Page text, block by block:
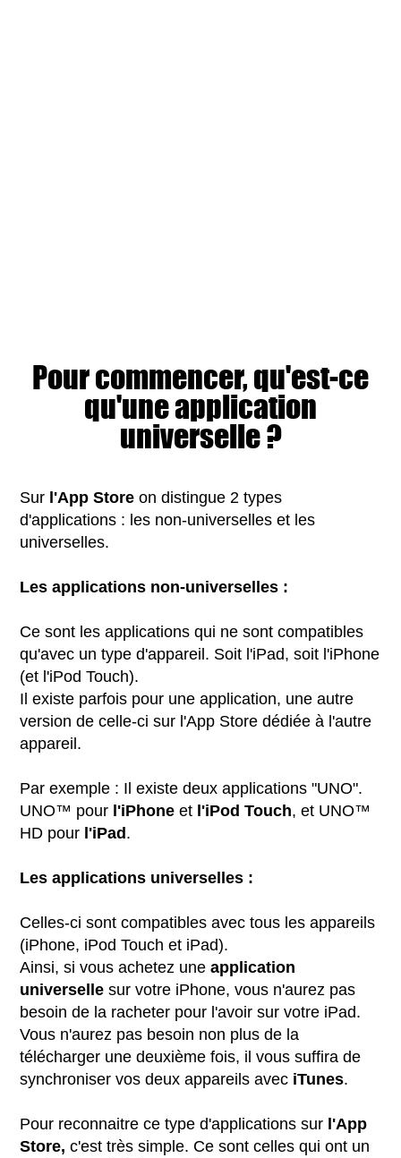
Pour commencer, qu'est-ce
qu'une application
universelle?
Sur l'App Store on distingue 2 types
d'applications : les non-universelles et les
universelles.
Les applications non-universelles :
Ce sont les applications qui ne sont compatibles
qu'avec un type d'appareil. Soit l'iPad, soit l'iPhone
(et l'iPod Touch).
Il existe parfois pour une application, une autre
version de celle-ci sur l'App Store dédiée à l'autre
appareil.
Par exemple : Il existe deux applications "UNO".
UNO™ pour l'iPhone et l'iPod Touch, et UNO™
HD pour l'iPad.
Les applications universelles :
Celles-ci sont compatibles avec tous les appareils
(iPhone, iPod Touch et iPad).
Ainsi, si vous achetez uneapplication
universelle sur votre iPhone, vous n'aurez pas
besoin de la racheter pour l'avoir sur votre iPad.
Vous n'aurez pas besoin non plus de la
télécharger une deuxième fois, il vous suffira de
synchroniser vos deux appareils avec iTunes.
Pour reconnaitre ce type d'applications sur l'App
Store, c'est très simple. Ce sont celles qui ont un